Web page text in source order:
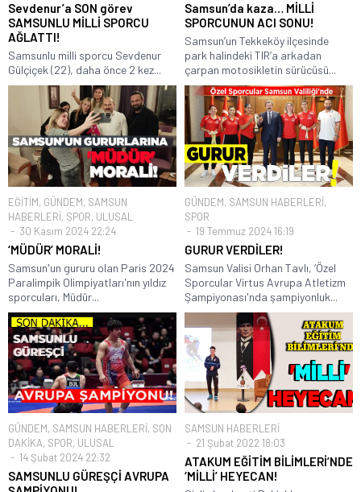
Sevdenur’a SON görev
SAMSUNLU MİLLİ SPORCU
AĞLATTI!
Samsunlu milli sporcu Sevdenur
Gülçiçek (22), daha önce 2 kez...
Samsun’da kaza… MİLLİ
SPORCUNUN ACI SONU!
Samsun’un Tekkeköy ilçesinde
park halindeki TIR’a arkadan
çarpan motosikletin sürücüsü...
EĞİTİM, GÜNDEM, SAMSUN
HABERLERİ, SPOR, ULUSAL
30 Kasım 2024 22:24
‘MÜDÜR’ MORALİ!
Samsun'un gururu olan Paris 2024
Paralimpik Olimpiyatları'nın yıldız
sporcuları, Müdür...
GÜNDEM, SAMSUN HABERLERİ,
SPOR
19 Temmuz 2024 16:19
GURUR VERDİLER!
Samsun Valisi Orhan Tavlı, ‘Özel
Sporcular Virtus Avrupa Atletizm
Şampiyonası'nda şampiyonluk...
GÜNDEM, SAMSUN HABERLERİ, SON
DAKİKA, SPOR, ULUSAL
14 Şubat 2024 22:32
SAMSUNLU GÜREŞÇİ AVRUPA
SAMSUN HABERLERİ
21 Şubat 2022 18:03
ATAKUM EĞİTİM BİLİMLERİ’NDE
‘MİLLİ’ HEYECAN!